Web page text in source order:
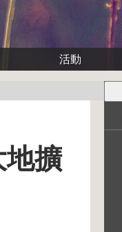
活動
擴